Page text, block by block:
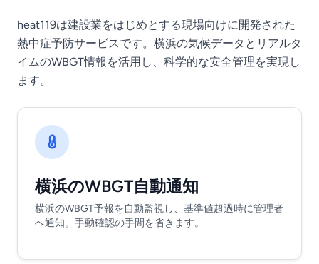
heat119は建設業をはじめとする現場向けに開発された
熱中症予防サービスです。横浜の気候データとリアルタ
イムのWBGT情報を活用し、科学的な安全管理を実現し
ます。
横浜のWBGT自動通知
横浜のWBGT予報を自動監視し、基準値超過時に管理者
へ通知。手動確認の手間を省きます。